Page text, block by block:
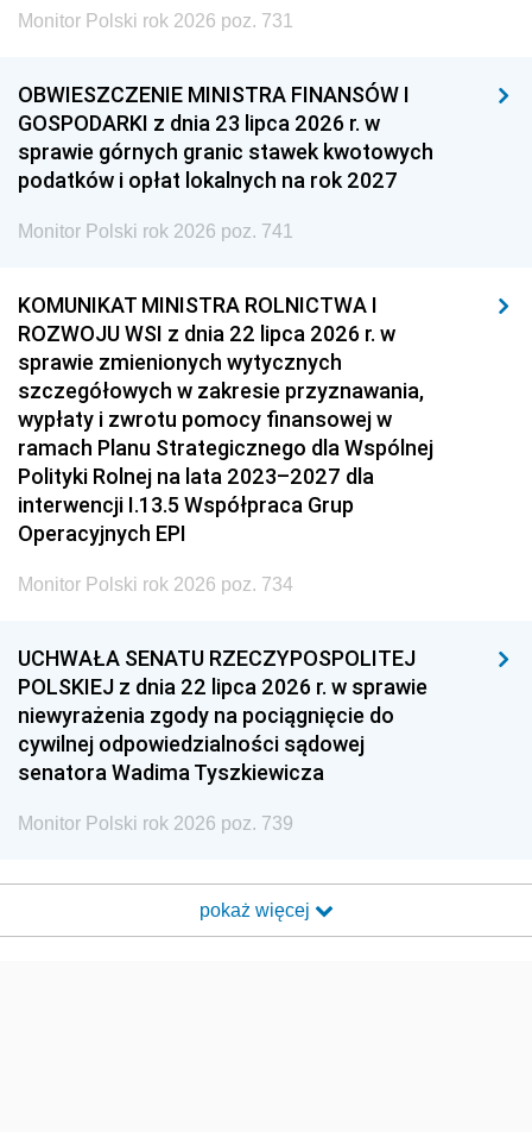
Monitor Polski rok 2026 poz. 731
OBWIESZCZENIE MINISTRA FINANSÓW I
GOSPODARKI z dnia 23 lipca 2026 r. w
sprawie górnych granic stawek kwotowych
podatków i opłat lokalnych na rok 2027
Monitor Polski rok 2026 poz. 741
KOMUNIKAT MINISTRA ROLNICTWA I
ROZWOJU WSI z dnia 22 lipca 2026 r. w
sprawie zmienionych wytycznych
szczegółowych w zakresie przyznawania,
wypłaty i zwrotu pomocy finansowej w
ramach Planu Strategicznego dla Wspólnej
Polityki Rolnej na lata 2023–2027 dla
interwencji I.13.5 Współpraca Grup
Operacyjnych EPI
Monitor Polski rok 2026 poz. 734
UCHWAŁA SENATU RZECZYPOSPOLITEJ
POLSKIEJ z dnia 22 lipca 2026 r. w sprawie
niewyrażenia zgody na pociągnięcie do
cywilnej odpowiedzialności sądowej
senatora Wadima Tyszkiewicza
Monitor Polski rok 2026 poz. 739
pokaż więcej